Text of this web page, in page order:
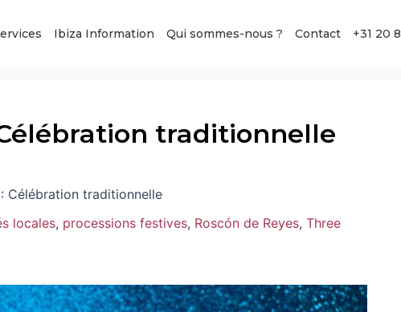
Ibiza Information Qui sommes-nous ? Contact +31 20
traditionnelle
Célébration traditionnelle
locales, processions festives, Roscón de Reyes, Three